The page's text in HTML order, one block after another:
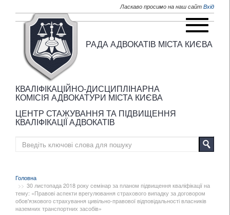
Ласкаво просимо на наш сайт Вхід
РАДА АДВОКАТІВ МІСТА КИЄВА
КВАЛІФІКАЦІЙНО-ДИСЦИПЛІНАРНА
КОМІСІЯ АДВОКАТУРИ МІСТА КИЄВА
ЦЕНТР СТАЖУВАННЯ ТА ПІДВИЩЕННЯ
КВАЛІФІКАЦІЇ АДВОКАТІВ
Головна
30 листопада 2018 року семінар за планом підвищення кваліфікації на
тему: «Правові аспекти врегулювання страхового випадку за договором
обов'язкового страхування цивільно-правової відповідальності власників
наземних транспортних засобів»